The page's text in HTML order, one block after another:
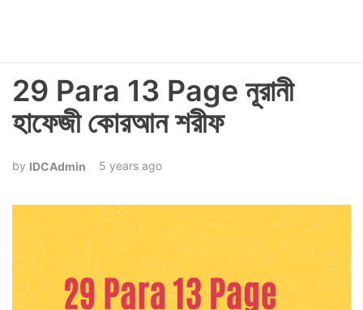
29 Para 13 Page নূরানী
হাফেজী কোরআন শরীফ
IDCAdmin 5 years ago